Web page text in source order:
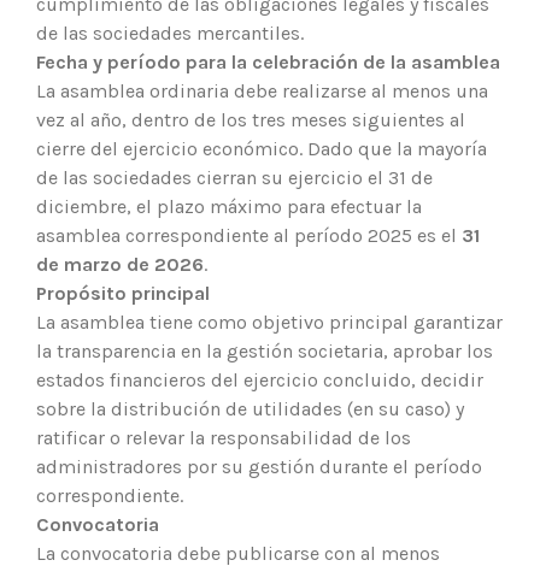
de las sociedades mercantiles.
Fecha y período para la celebración de la asamblea
La asamblea ordinaria debe realizarse al menos una
vez al año, dentro de los tres meses siguientes al
cierre del ejercicio económico. Dado que la mayoría
de las sociedades cierran su ejercicio el 31 de
diciembre, el plazo máximo para efectuar la
asamblea correspondiente al período 2025 es el 31
de marzo de 2026.
Propósito principal
La asamblea tiene como objetivo principal garantizar
la transparencia en la gestión societaria, aprobar los
estados financieros del ejercicio concluido, decidir
sobre la distribución de utilidades (en su caso) y
ratificar o relevar la responsabilidad de los
administradores por su gestión durante el período
correspondiente.
Convocatoria
La convocatoria debe publicarse con al menos